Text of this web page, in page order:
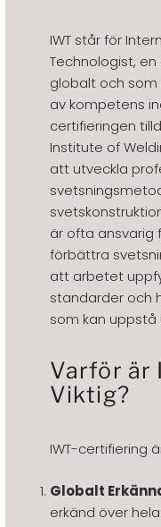
IWT står för
Technologist,
globalt och
av kompetens
certifieringen
Institute of
att utveckla
är ofta ansvarig
förbättra
att arbetet
standarder och
som kan uppstå
Varför är
Viktig?
IWT-certifiering
Globalt
erkänd över